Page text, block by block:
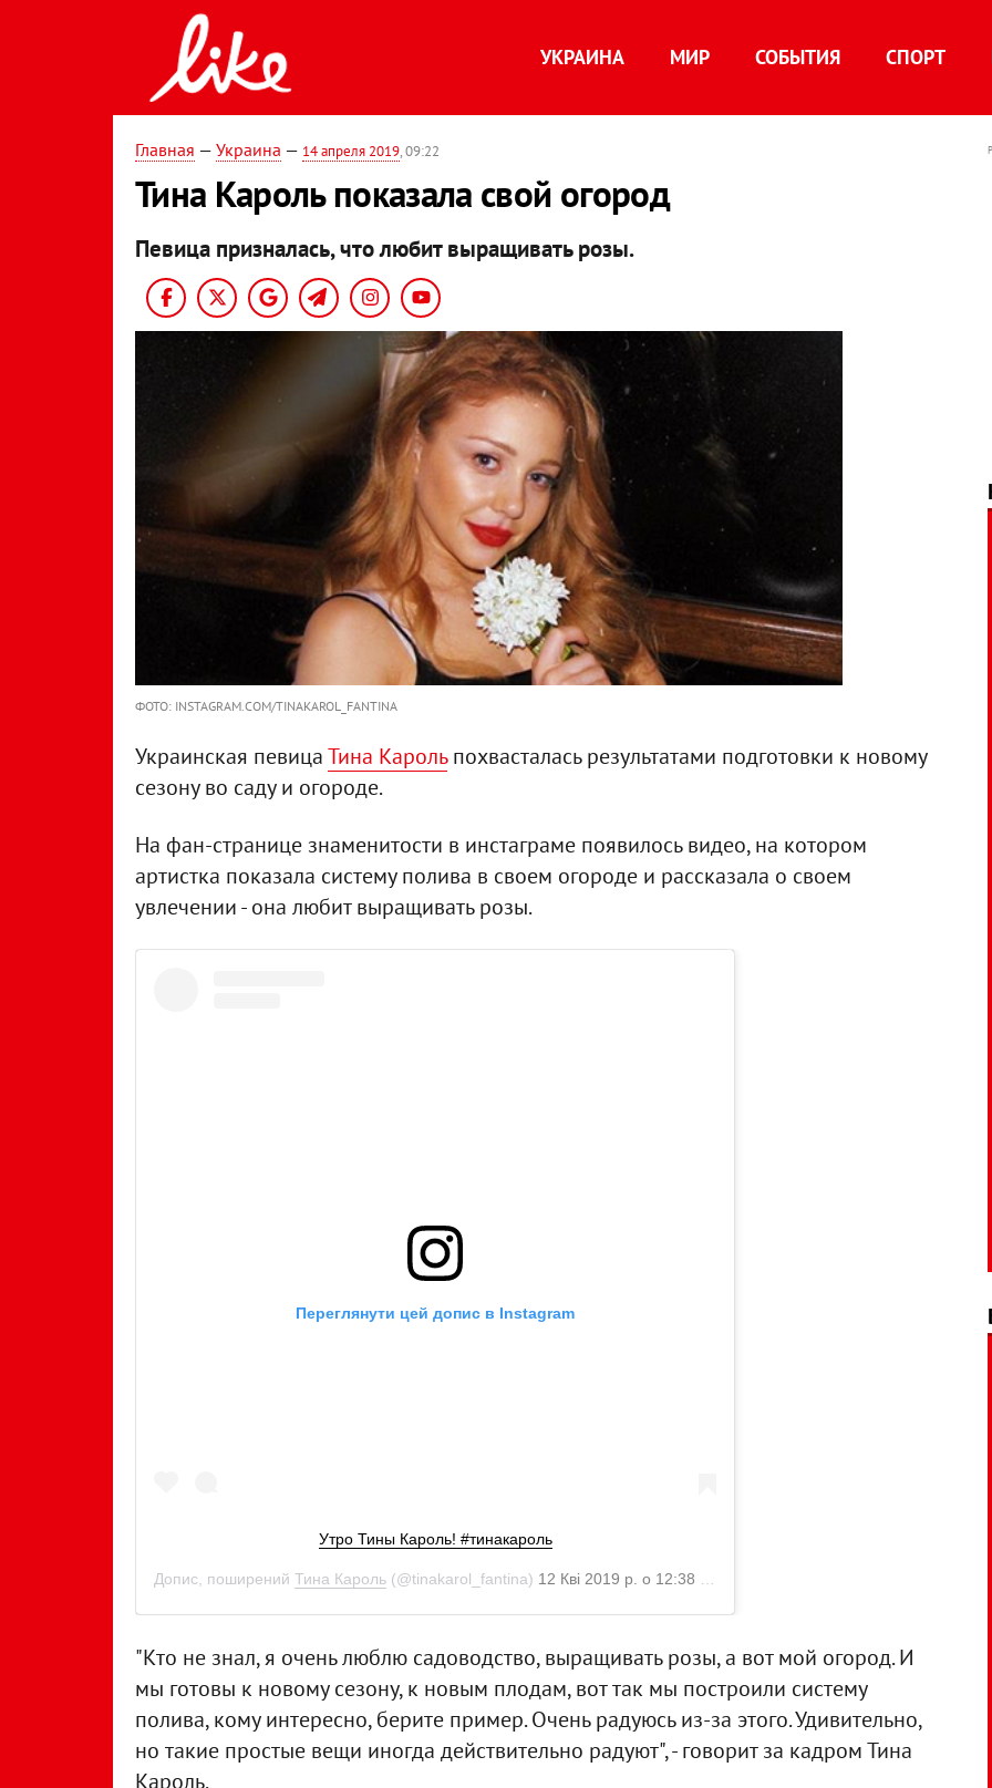
УКРАИНА МИР СОБЫТИЯ СПОРТ
Главная — Украина — 14 апреля 2019, 09:22
Тина Кароль показала свой огород
Певица призналась, что любит выращивать розы.
ФОТО: INSTAGRAM.COM/TINAKAROL_FANTINA
Украинская певицаТина Карольпохвасталась результатами подготовки к новому
сезону во саду и огороде.
На фан-странице знаменитости в инстаграме появилось видео, на котором
артистка показала систему полива в своем огороде и рассказала о своем
увлечении - она любит выращивать розы.
Переглянути цей допис в Instagram
Утро Тины Кароль! #тинакароль
Допис, поширений Тина Кароль (@tinakarol_fantina) 12 Кві 2019 р. о 12:38 PDT
"Кто не знал, я очень люблю садоводство, выращивать розы, а вот мой огород. И
мы готовы к новому сезону, к новым плодам, вот так мы построили систему
полива, кому интересно, берите пример. Очень радуюсь из-за этого. Удивительно,
но такие простые вещи иногда действительно радуют", - говорит за кадром Тина
Кароль.